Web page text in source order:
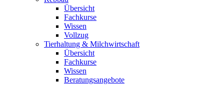
Übersicht
Fachkurse
Wissen
Vollzug
Tierhaltung & Milchwirtschaft
Übersicht
Fachkurse
Wissen
Beratungsangebote